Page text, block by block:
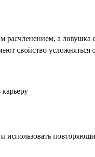
а ловушка
свойство усложняться
использовать